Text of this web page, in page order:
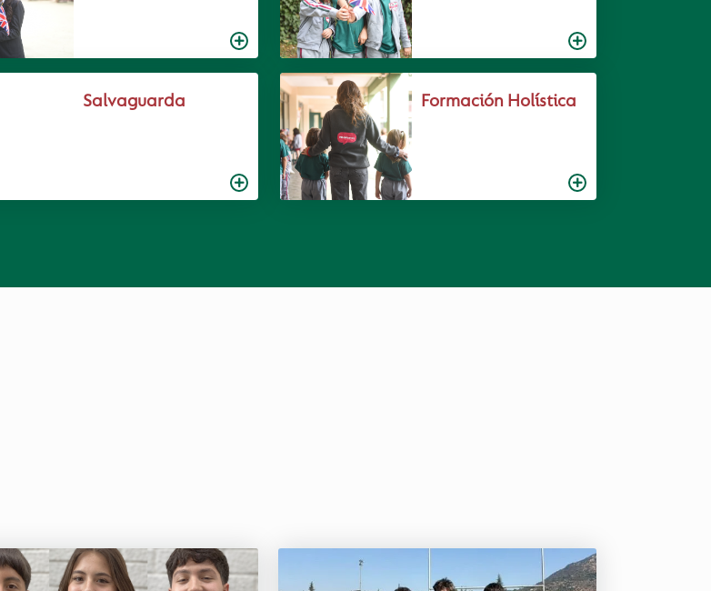
Salvaguarda Formación Holística